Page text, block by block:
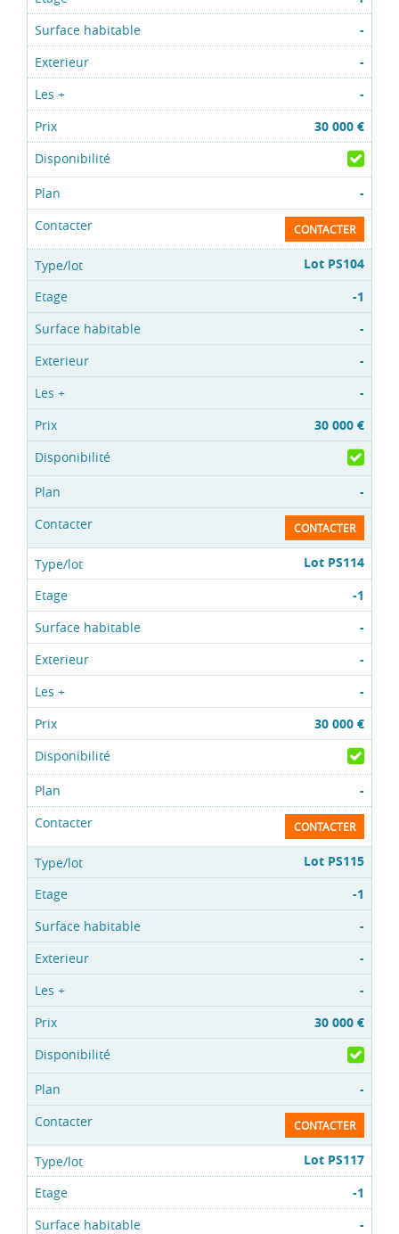
-
-
-
30 000 €
-
CONTACTER
Lot PS104
-1
-
-
-
30 000 €
-
CONTACTER
Lot PS114
-1
-
-
-
30 000 €
-
CONTACTER
Lot PS115
-1
-
-
-
30 000 €
-
CONTACTER
Lot PS117
-1
-